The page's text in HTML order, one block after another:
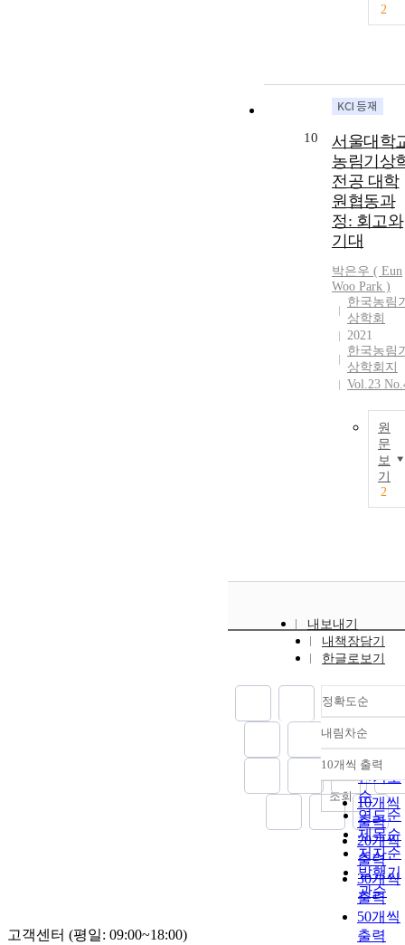
2
10
서울대학
농림기상
전공 대학
원협동과
정: 회고와
기대
박은우 ( Eun
Woo Park )
한국농림
상학회
2021
한국농림
상학회지
Vol.23
원
문
보
기
2
내보내기
내책장담기
한글로보기
정확도순
정확도
순
인기도
순
연도순
제목순
저자순
발행기
관순
내림차순
내림차
10개씩 출력
10개씩
출력
20개씩
출력
30개씩
출력
50개씩
출력
조회
고객센터 (평일: 09:00~18:00)